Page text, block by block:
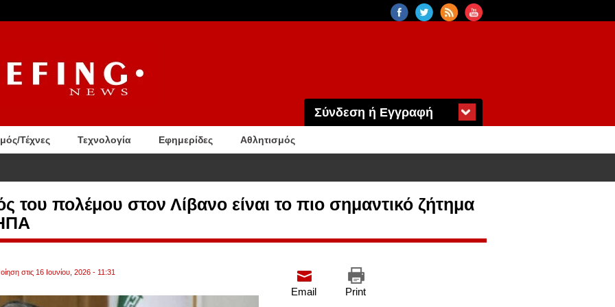
Σύνδεση ή Εγγραφή
Τέχνες Τεχνολογία Εφημερίδες Αθλητισμός
του πολέμου στον Λίβανο είναι το πιο σημαντικό ζήτημα
στις 16 Ιουνίου, 2026 - 11:31
Print
Email